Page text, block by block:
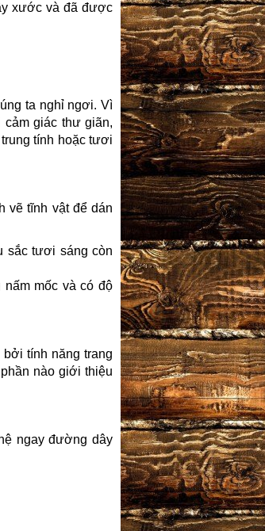
xước và đã được
ta nghỉ ngơi. Vì
cảm giác thư giãn,
tính hoặc tươi
vẽ tĩnh vật để dán
sắc tươi sáng còn
mốc và có độ
tính năng trang
nào giới thiệu
ngay đường dây